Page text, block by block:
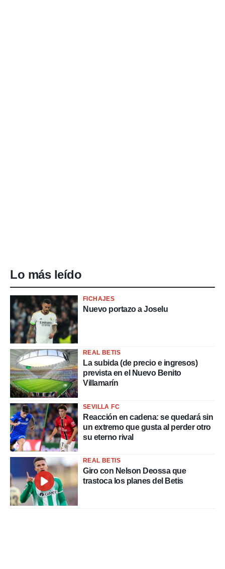
Lo más leído
FICHAJES
Nuevo portazo a Joselu
REAL BETIS
La subida (de precio e ingresos)
prevista en el Nuevo Benito
Villamarín
SEVILLA FC
Reacción en cadena: se quedará sin
un extremo que gusta al perder otro
su eterno rival
REAL BETIS
Giro con Nelson Deossa que
trastoca los planes del Betis